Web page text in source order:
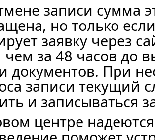
записи сумма
но только
заявку через
чем за 48 часов до
документов. При
записи текущий
и записываться
центре